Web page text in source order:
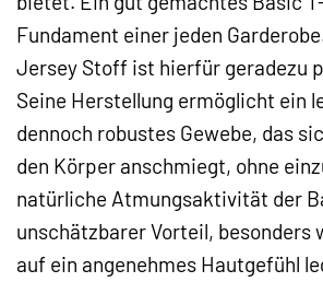
Fundament einer jeden
Jersey Stoff ist hierfür geradezu
Seine Herstellung ermöglicht ein
dennoch robustes Gewebe, das
den Körper anschmiegt, ohne
natürliche Atmungsaktivität der
unschätzbarer Vorteil, besonders
auf ein angenehmes Hautgefühl